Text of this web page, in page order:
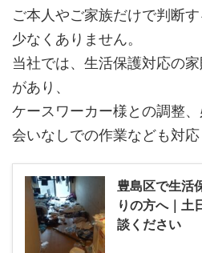
ご本人やご家族だけで判断
少なくありません。
当社では、生活保護対応の
があり、
ケースワーカー様との調整
会いなしでの作業なども対応
豊島区で生活
りの方へ｜土
談ください